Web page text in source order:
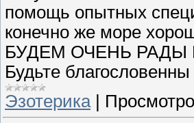
помощь опытных
конечно же море
БУДЕМ ОЧЕНЬ
Будьте
Эзотерика|